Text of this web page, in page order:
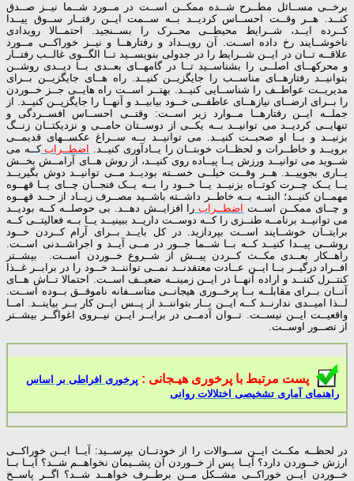
برخــی مســائل مطــرح شــده ممکــن اســت در مــورد شــما نیــز صــدق
کنــد. هــر وقــت احســاس کردیــد بــه ســمت ایــن رفتــار ســوق پیــدا
کــرده ایــد، شــرایط محیطــی محــرک را بســنجید. احتمــالا رویدادی
ناخوشــایند رخ داده اســت. آن رویــداد و رفتارهــا و نیــز خوراکــی مــورد
علاقــه تــان در ایــن شــرایط را در جدولی بنویســید تــا الگــوی غالــب رفتــار
و محرکهــای اصلــی را بشناســید تــا در گامهــای بعــدی بــا دیــدی روشــن
بتوانیــد رفتارهــای مناســب را جایگزیــن کنیــد. راه هــای جایگزیــن بــرای
مدیریــت عواطــف را شناســایی کنیــد. بهتــر اســت راه هایــی جــز خــوردن
را بــرای ارضــای نیازهــای عاطفــی خــود بیابیــد و آنهــا را جایگزیــن کنیــد. از
جملــه ایــن رفتارهــا مــوارد زیر اســت: وقتــی احســاس افســردگی و
تنهایــی کردیــد می توانیــد بــه یکــی از دوســتان حامــی و نزدیکتــان زنــگ
بزنیــد و بــا او صحبــت کنیــد. می توانیــد بــه ســراغ عکســهای قدیمــی
برویــد و خاطــرات و لحظــات خوبتــان را یــادآوری کنیــد.
اضطــراب کــه می
شــوید می توانیــد ورزش یــا پیــاده روی کنیــد، از روش هــای آرامــش بخــش
یــاری بجوییــد. هــر وقــت خیلــی خســته بودیــد مــی توانیــد دوش بگیریــد
یــا یــک چــرت کوتــاه بزنیــد یــا خــود را بــه یــک فنجــان چــای یــا قهــوه
مهمــان کنیــد؛ البتــه بــه خاطــر داشــته باشــید مصــرف زیــاد از حــد قهــوه
و چــای ممکــن اســت
اضطــراب را افزایــش دهــد. بی حوصلــه کــه بودیــد
می توانیــد برنامــه طنــزی را کــه دوســت داریــد ببینیــد یــا بــه فعالیتــی کــه
برایتــان خوشــایند اســت بپردازید. در كل بایــد بــرای آرام كــردن خــود
روشــی پیــدا كنیــد كــه بــا شــما جــور در مــی آیــد و اجراشــدنی اســت.
راهــکار بعــدی مكــث كــردن پیــش از شــروع خــوردن اســت. بیشــتر
افــراد درگیــر بــا ایــن عــادت معتقدنــد نمــی تواننــد خــود را در برابــر غــذا
کنتــرل کننــد و اراده آنهــا در ایــن زمینــه ضعیــف اســت. احتمالا تــاش هــای
آنــان بــرای مقابلــه بــا پرخــوری هیجانــی متاســفانه ناموفــق بــوده اســت.
لــذا امیــدی ندارنــد کــه ایــن بــار بتواننــد از پــس ایــن کار بــر بیاینــد. امــا
واقعیــت ایــن نیســت. تــوان آدمــی در برابــر ایــن نیــروی اغواگــر بیشــتر
از تصــور اوســت.
پست مرتبط با پرخوری هیـجانی : پرخوری افراطی بر اساس
راهنمای آماری تشخیصی اختلالات روانی
در لحظــه مکــث ایــن ســوالات را از خودتــان بپرســید: آیــا ایــن خوراكــی
ارزش خــوردن دارد؟ آیــا پس از خــوردن آن پشــیمان نخواهــم شــد؟ آیــا بــا
خــوردن ایــن خوراكــی مشــكل مــن برطــرف خواهــد شــد؟ اگــر پاســخ